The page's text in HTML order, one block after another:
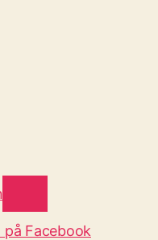
på Facebook